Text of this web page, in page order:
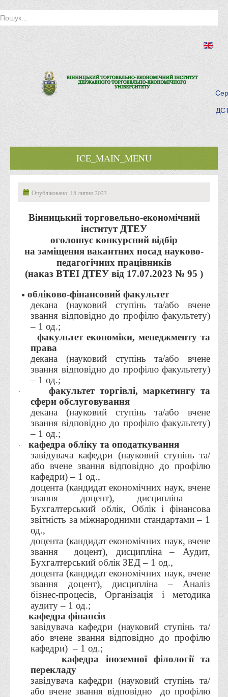
ICE_MAIN_MENU
Історія інституту
Інститут сьогодні
Про порядок надання публічної інформації
Публічна інформація
Заходи запобігання протиправним діям
Антикорупційні заходи
Протидія тероризму та насиллю
Як розпізнати глорифікацію збройної агресії РФ проти
України та протистояти їй?
Правила безпеки під час війни
Соціальна реклама
Правила поведінки у разі виявлення вибухонебезпечних
предметів
Протидія торгівлі людьми
Дії населення в умовах надзвичайних ситуацій воєнного
характеру
Правила безпечної поведінки учасників освітнього процесу в
умовах війни
Що можна і не можна знімати, показувати під час війни
Контакти державних та громадських організацій, які
допомагають тим, хто пережили сексуальне насильство,
пов'язане з конфліктом та їх родинам у Вінницькій області
10 точних фактів про наркотики. З’ясуй правду про
наркотики. Врятуй чиєсь життя
Контакти
3D тур
Екскурсія до ВТЕІ
SEL
Smart Electronic Learning
Репозиторій
Структура
Опубліковано: 18 липня 2023
Вінницький торговельно-економічний
інститут ДТЕУ
оголошує конкурсний відбір
на заміщення вакантних посад науково-
педагогічних працівників
(наказ ВТЕІ ДТЕУ від 17.07.2023 № 95 )
обліково-фінансовий факультет
декана (науковий ступінь та/або вчене
звання відповідно до профілю факультету)
– 1 од.;
·
факультет економіки, менеджменту та
права
декана (науковий ступінь та/або вчене
звання відповідно до профілю факультету)
– 1 од.;
·
факультет торгівлі, маркетингу та
сфери обслуговування
декана (науковий ступінь та/або вчене
звання відповідно до профілю факультету)
– 1 од.;
·
кафедра обліку та оподаткування
завідувача кафедри (науковий ступінь та/
або вчене звання відповідно до профілю
кафедри) – 1 од.,
доцента (кандидат економічних наук, вчене
звання доцент), дисципліна –
Бухгалтерський облік, Облік і фінансова
звітність за міжнародними стандартами – 1
од.,
доцента (кандидат економічних наук, вчене
звання
доцент), дисципліна – Аудит,
Бухгалтерський облік ЗЕД – 1 од.,
доцента (кандидат економічних наук, вчене
звання доцент), дисципліна – Аналіз
бізнес-процесів, Організація і методика
аудиту – 1 од.;
·
кафедра фінансів
завідувача кафедри (науковий ступінь та/
або вчене звання відповідно до профілю
кафедри) – 1 од.;
·
кафедра іноземної філології та
перекладу
завідувача кафедри (науковий ступінь та/
або вчене звання відповідно
до профілю